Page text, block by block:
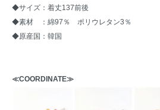
◆サイズ：着丈137前後
◆素材 ：綿97％ ポリウレタン3％
◆原産国：韓国
≪COORDINATE≫